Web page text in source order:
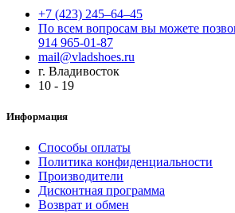
+7 (423) 245–64–45
По всем вопросам вы можете
914 965-01-87
mail@vladshoes.ru
г. Владивосток
10 - 19
Информация
Способы оплаты
Политика конфиденциальности
Производители
Дисконтная программа
Возврат и обмен